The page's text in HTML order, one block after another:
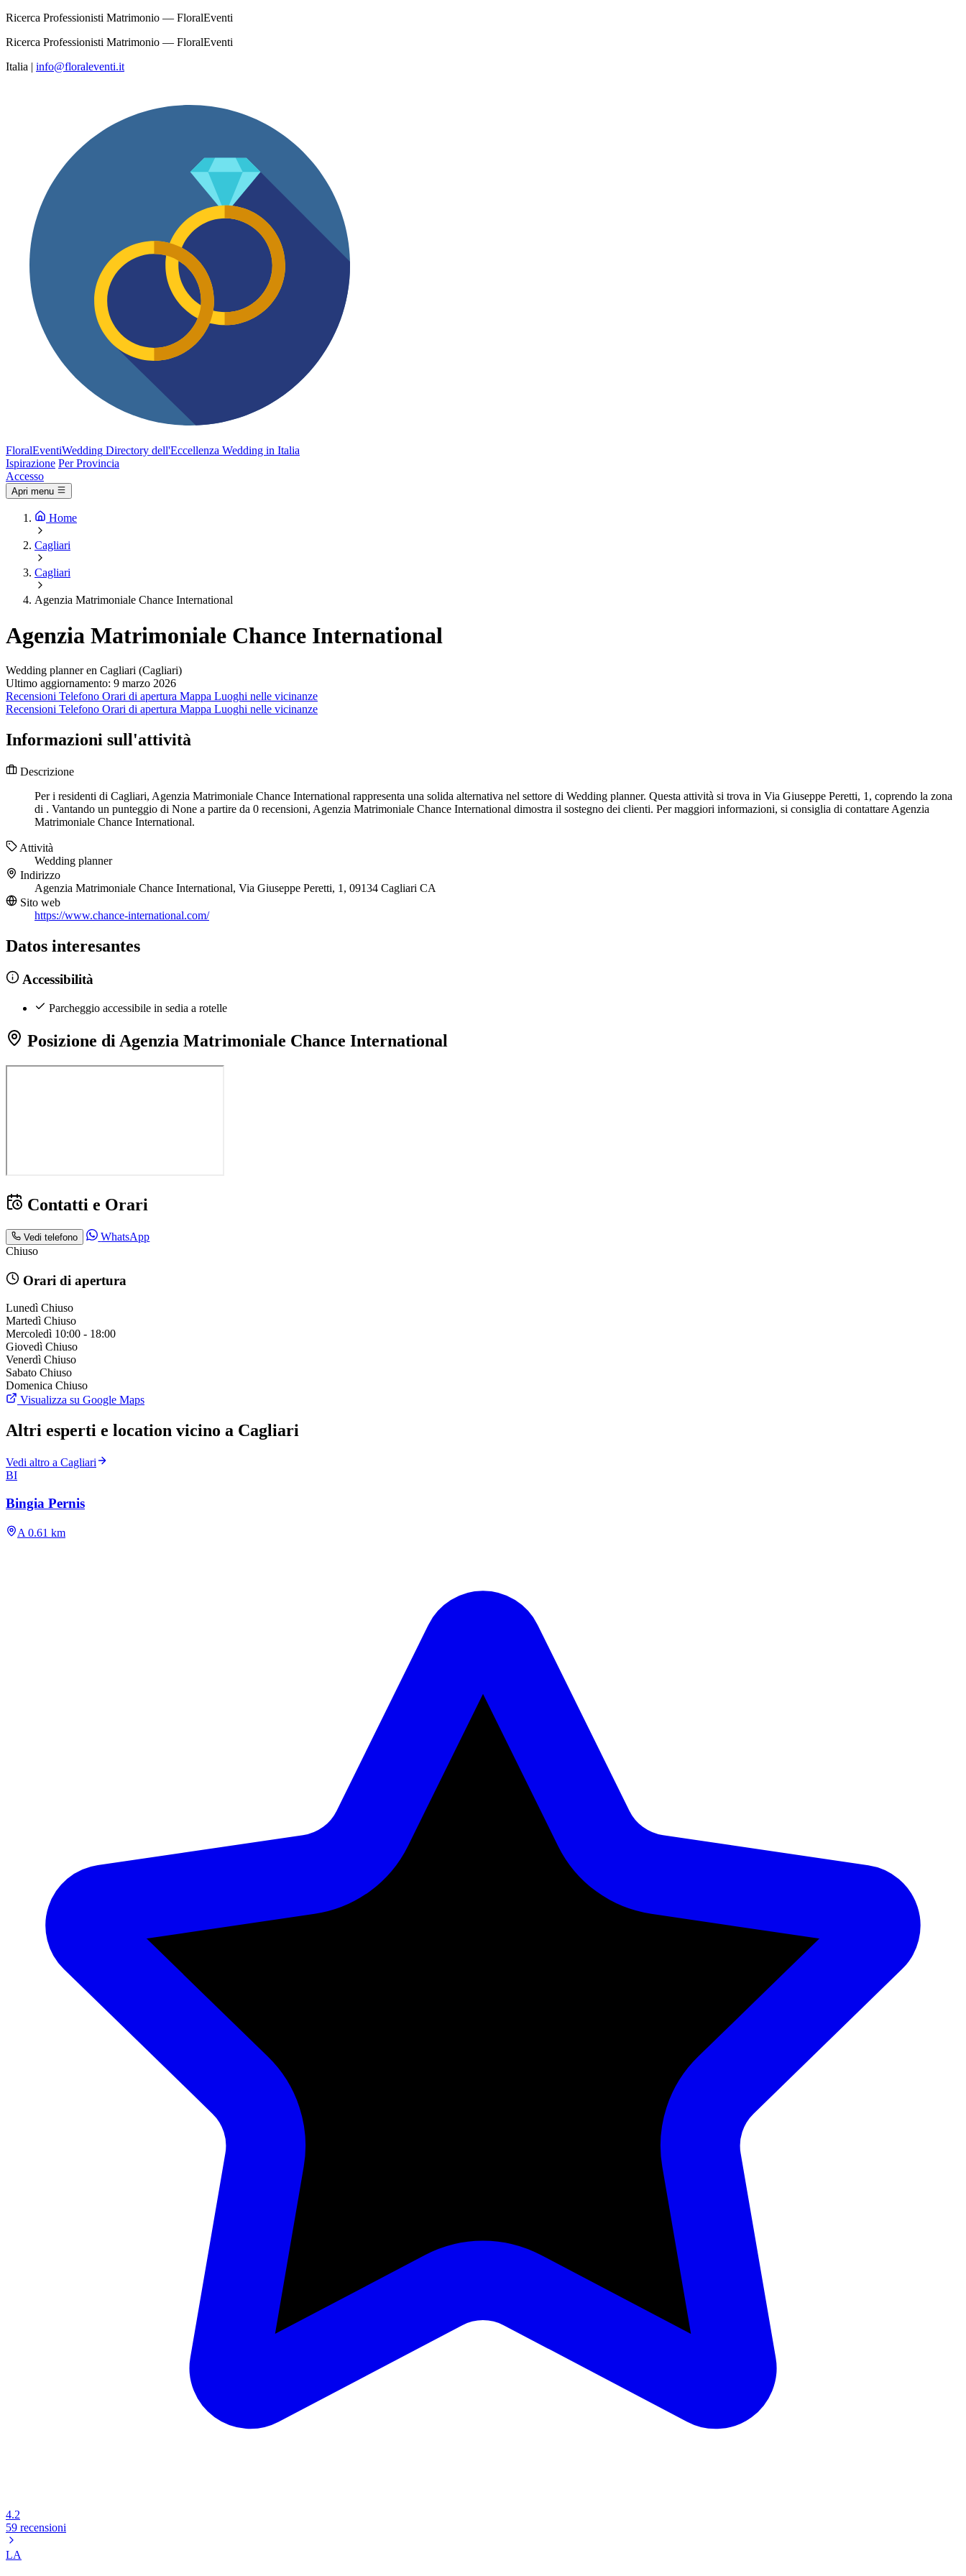
Ricerca Professionisti Matrimonio — FloralEventi
Ricerca Professionisti Matrimonio — FloralEventi
Italia | info@floraleventi.it
FloralEventiWedding Directory dell'Eccellenza Wedding in Italia
Ispirazione Per Provincia
Accesso
Apri menu
Home
Cagliari
Cagliari
Agenzia Matrimoniale Chance International
Agenzia Matrimoniale Chance International
Wedding planner en Cagliari (Cagliari)
Ultimo aggiornamento: 9 marzo 2026
Recensioni Telefono Orari di apertura Mappa Luoghi nelle vicinanze
Recensioni Telefono Orari di apertura Mappa Luoghi nelle vicinanze
Informazioni sull'attività
Descrizione
Per i residenti di Cagliari, Agenzia Matrimoniale Chance International rappresenta una solida alternativa nel settore di Wedding planner. Questa attività si trova in Via Giuseppe Peretti, 1, coprendo la zona
di . Vantando un punteggio di None a partire da 0 recensioni, Agenzia Matrimoniale Chance International dimostra il sostegno dei clienti. Per maggiori informazioni, si consiglia di contattare Agenzia
Matrimoniale Chance International.
Attività
Wedding planner
Indirizzo
Agenzia Matrimoniale Chance International, Via Giuseppe Peretti, 1, 09134 Cagliari CA
Sito web
https://www.chance-international.com/
Datos interesantes
Accessibilità
Parcheggio accessibile in sedia a rotelle
Posizione di Agenzia Matrimoniale Chance International
Contatti e Orari
Vedi telefono
WhatsApp
Chiuso
Orari di apertura
Lunedì Chiuso
Martedì Chiuso
Mercoledì 10:00 - 18:00
Giovedì Chiuso
Venerdì Chiuso
Sabato Chiuso
Domenica Chiuso
Visualizza su Google Maps
Altri esperti e location vicino a Cagliari
Vedi altro a Cagliari
BI
Bingia Pernis
A 0.61 km
4.2
59 recensioni
LA